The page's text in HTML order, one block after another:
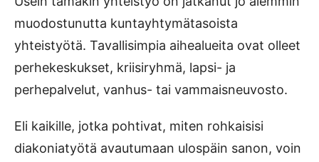
muodostunutta kun­tayhtymätasoista
yhteistyötä. Tavallisimpia aihealueita ovat olleet
perhekeskukset, kriisiryhmä, lapsi- ja
perhepalvelut, vanhus- tai vammaisneuvosto.
Eli kaikille, jotka pohtivat, miten rohkaisisi
diakoniatyötä avautumaan ulospäin sanon, voin